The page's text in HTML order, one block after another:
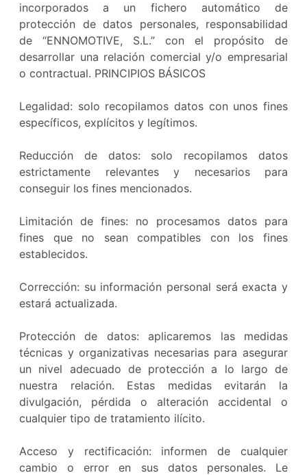
incorporados a un fichero automático de
protección de datos personales, responsabilidad
de “ENNOMOTIVE, S.L.” con el propósito de
desarrollar una relación comercial y/o empresarial
o contractual. PRINCIPIOS BÁSICOS
Legalidad: solo recopilamos datos con unos fines
específicos, explícitos y legítimos.
Reducción de datos: solo recopilamos datos
estrictamente relevantes y necesarios para
conseguir los fines mencionados.
Limitación de fines: no procesamos datos para
fines que no sean compatibles con los fines
establecidos.
Corrección: su información personal será exacta y
estará actualizada.
Protección de datos: aplicaremos las medidas
técnicas y organizativas necesarias para asegurar
un nivel adecuado de protección a lo largo de
nuestra relación. Estas medidas evitarán la
divulgación, pérdida o alteración accidental o
cualquier tipo de tratamiento ilícito.
Acceso y rectificación: informen de cualquier
cambio o error en sus datos personales. Le